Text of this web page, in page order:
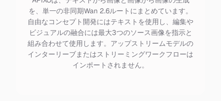
を、単一の非同期Wan 2.6ルートにまとめています。
自由なコンセプト開発にはテキストを使用し、編集や
ビジュアルの融合には最大3つのソース画像を指示と
組み合わせて使用します。アップストリームモデルの
インターリーブまたはストリーミングワークフローは
インポートされません。